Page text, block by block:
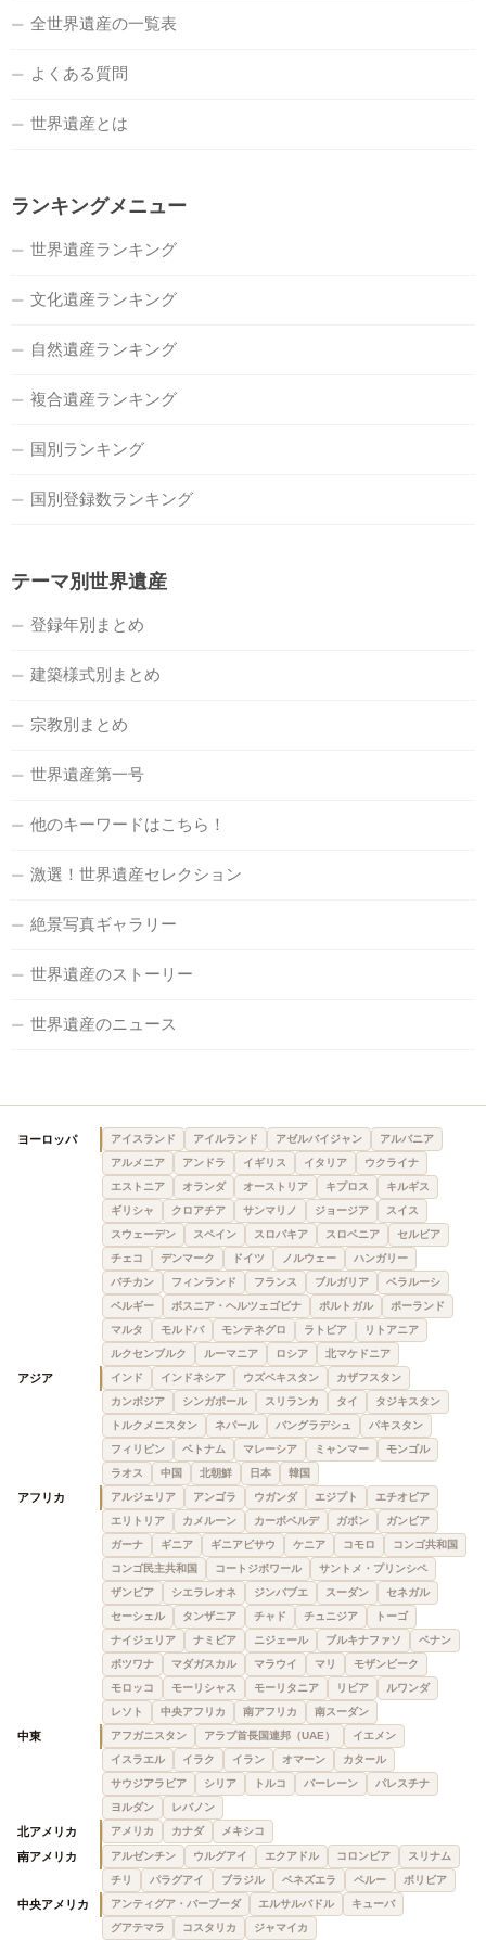
全世界遺産の一覧表
よくある質問
世界遺産とは
ランキングメニュー
世界遺産ランキング
文化遺産ランキング
自然遺産ランキング
複合遺産ランキング
国別ランキング
国別登録数ランキング
テーマ別世界遺産
登録年別まとめ
建築様式別まとめ
宗教別まとめ
世界遺産第一号
他のキーワードはこちら！
激選！世界遺産セレクション
絶景写真ギャラリー
世界遺産のストーリー
世界遺産のニュース
ヨーロッパ アイスランド アイルランド アゼルバイジャン
アルバニア
アルメニア
アンドラ イギリス イタリア
ウクライナ
エストニア
オランダ オーストリア キプロス
キルギス
ギリシャ
クロアチア サンマリノ ジョージア
スイス
スウェーデン
スペイン スロバキア スロベニア
セルビア
チェコ
デンマーク ドイツ ノルウェー
ハンガリー
バチカン
フィンランド フランス ブルガリア
ベラルーシ
ベルギー
ボスニア・ヘルツェゴビナ ポルトガル
ポーランド
マルタ
モルドバ モンテネグロ ラトビア
リトアニア
ルクセンブルク
ルーマニア ロシア 北マケドニア
アジア インド インドネシア ウズベキスタン
カザフスタン
カンボジア
シンガポール スリランカ タイ
タジキスタン
トルクメニスタン
ネパール バングラデシュ
パキスタン
フィリピン
ベトナム マレーシア ミャンマー
モンゴル
ラオス
中国 北朝鮮 日本 韓国
アフリカ アルジェリア アンゴラ ウガンダ エジプト
エチオピア
エリトリア
カメルーン カーボベルデ ガボン
ガンビア
ガーナ
ギニア ギニアビサウ ケニア コモロ
コンゴ共和国
コンゴ民主共和国
コートジボワール
サントメ・プリンシペ
ザンビア
シエラレオネ ジンバブエ スーダン
セネガル
セーシェル
タンザニア チャド チュニジア
トーゴ
ナイジェリア
ナミビア ニジェール ブルキナファソ
ベナン
ボツワナ
マダガスカル マラウイ マリ
モザンビーク
モロッコ
モーリシャス モーリタニア リビア
ルワンダ
レソト
中央アフリカ 南アフリカ 南スーダン
中東 アフガニスタン アラブ首長国連邦（UAE）
イエメン
イスラエル
イラク イラン オマーン
カタール
サウジアラビア
シリア トルコ バーレーン
パレスチナ
ヨルダン
レバノン
北アメリカ アメリカ カナダ メキシコ
南アメリカ アルゼンチン ウルグアイ エクアドル コロンビア
スリナム
チリ
パラグアイ ブラジル ベネズエラ ペルー ボリビア
中央アメリカ アンティグア・バーブーダ エルサルバドル
キューバ
グアテマラ
コスタリカ ジャマイカ